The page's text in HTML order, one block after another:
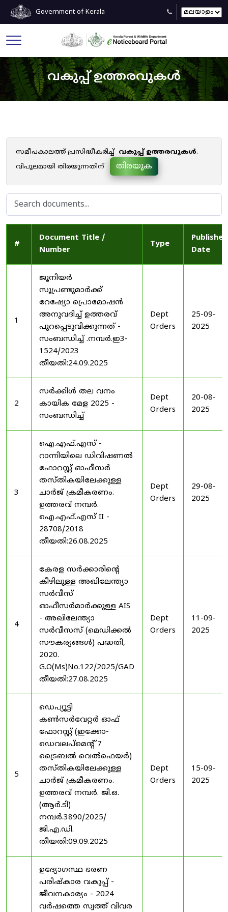
Government of Kerala
വകുപ്പ് ഉത്തരവുകൾ
സമീപകാലത്ത് പ്രസിദ്ധീകരിച്ച് വകുപ്പ് ഉത്തരവുകൾ.
വിപുലമായി തിരയുന്നതിന്
തിരയുക
#
Document Title /
Number
Type
Published
Date
1
ജൂനിയർ
സൂപ്രണ്ടുമാർക്ക്
റേഷ്യോ പ്രൊമോഷൻ
അനുവദിച്ച് ഉത്തരവ്
പുറപ്പെടുവിക്കുന്നത് -
സംബന്ധിച്ച് .നമ്പർ.ഇ3-
1524/2023
തീയതി:24.09.2025
Dept
Orders
25-09-
2025
2
സർക്കിൾ തല വനം
കായിക മേള 2025 -
സംബന്ധിച്ച്
Dept
Orders
20-08-
2025
3
ഐ.എഫ്.എസ് -
റാന്നിയിലെ ഡിവിഷണൽ
ഫോറസ്റ്റ് ഓഫീസർ
തസ്തികയിലേക്കുള്ള
ചാർജ് ക്രമീകരണം.
ഉത്തരവ് നമ്പർ.
ഐ.എഫ്.എസ് II -
28708/2018
തീയതി:26.08.2025
Dept
Orders
29-08-
2025
4
കേരള സർക്കാരിന്റെ
കീഴിലുള്ള അഖിലേന്ത്യാ
സർവീസ്
ഓഫീസർമാർക്കുള്ള AIS
- അഖിലേന്ത്യാ
സർവീസസ് (മെഡിക്കൽ
സൗകര്യങ്ങൾ) പദ്ധതി,
2020.
G.O(Ms)No.122/2025/GAD
തീയതി:27.08.2025
Dept
Orders
11-09-
2025
5
ഡെപ്യൂട്ടി
കൺസർവേറ്റർ ഓഫ്
ഫോറസ്റ്റ് (ഇക്കോ-
ഡെവലപ്മെന്റ് 7
ട്രൈബൽ വെൽഫെയർ)
തസ്തികയിലേക്കുള്ള
ചാർജ് ക്രമീകരണം.
ഉത്തരവ് നമ്പർ. ജി.ഒ.
(ആർ.ടി)
നമ്പർ.3890/2025/
ജി.എ.ഡി.
തീയതി:09.09.2025
Dept
Orders
15-09-
2025
ഉദ്യോഗസ്ഥ ഭരണ
പരിഷ്കാര വകുപ്പ് -
ജീവനകാര്യം - 2024
വർഷത്തെ സ്വത്ത് വിവര